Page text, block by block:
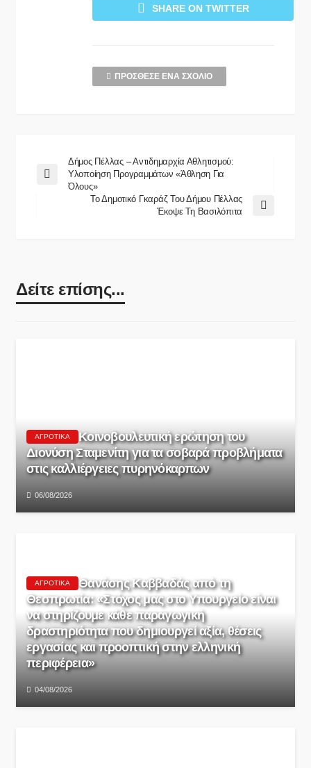
SHARE ON TWITTER
ΠΡΌΣΘΕΣΕ ΈΝΑ ΣΧΌΛΙΟ
Δήμος Πέλλας – Αντιδημαρχία Αθλητισμού:
Υλοποίηση Προγραμμάτων «Άθληση Για
Όλους»
Το Δημοτικό Γκαράζ Του Δήμου Πέλλας
Έκοψε Τη Βασιλόπιτα
Δείτε επίσης...
ΑΓΡΟΤΙΚΆ
Κοινοβουλευτική ερώτηση του
Διονύση Σταμενίτη για τα σοβαρά προβλήματα
στις καλλιέργειες πυρηνόκαρπων
06/08/2026
ΑΓΡΟΤΙΚΆ
Θανάσης Καββαδάς από τη
Θεσπρωτία: «Στόχος μας στο Υπουργείο είναι
να στηρίζουμε κάθε παραγωγική
δραστηριότητα που δημιουργεί αξία, θέσεις
εργασίας και προοπτική στην ελληνική
περιφέρεια»
04/08/2026